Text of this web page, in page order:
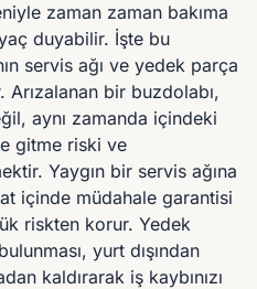
zaman zaman bakıma
duyabilir. İşte bu
servis ağı ve yedek parça
bir buzdolabı,
aynı zamanda içindeki
gitme riski ve
Yaygın bir servis ağına
içinde müdahale garantisi
riskten korur. Yedek
yurt dışından
kaldırarak iş kaybınızı